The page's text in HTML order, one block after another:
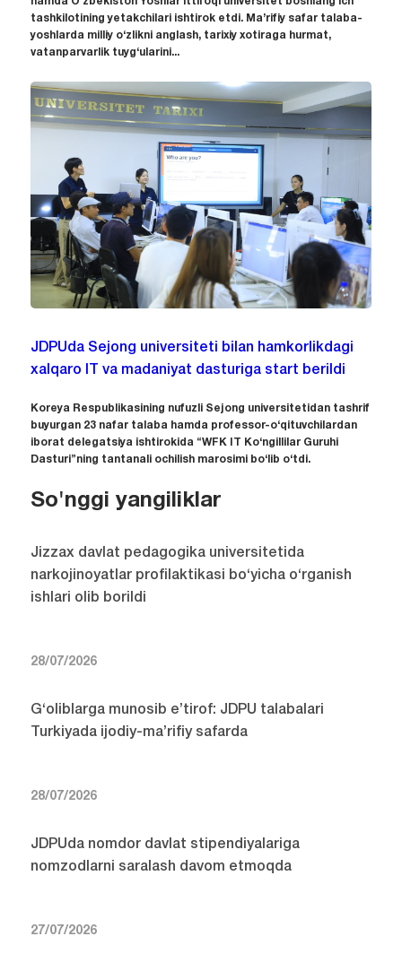
tashkilotining yetakchilari ishtirok etdi. Ma’rifiy safar talaba-
yoshlarda milliy o‘zlikni anglash, tarixiy xotiraga hurmat,
vatanparvarlik tuyg‘ularini...
JDPUda Sejong universiteti bilan hamkorlikdagi
xalqaro IT va madaniyat dasturiga start berildi
Koreya Respublikasining nufuzli Sejong universitetidan tashrif
buyurgan 23 nafar talaba hamda professor-o‘qituvchilardan
iborat delegatsiya ishtirokida “WFK IT Ko‘ngillilar Guruhi
Dasturi”ning tantanali ochilish marosimi bo‘lib o‘tdi.
So'nggi yangiliklar
Jizzax davlat pedagogika universitetida
narkojinoyatlar profilaktikasi bo‘yicha o‘rganish
ishlari olib borildi
28/07/2026
G‘oliblarga munosib e’tirof: JDPU talabalari
Turkiyada ijodiy-ma’rifiy safarda
28/07/2026
JDPUda nomdor davlat stipendiyalariga
nomzodlarni saralash davom etmoqda
27/07/2026